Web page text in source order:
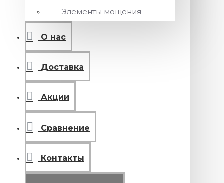
Элементы мощения
О нас
Доставка
Акции
Сравнение
Контакты